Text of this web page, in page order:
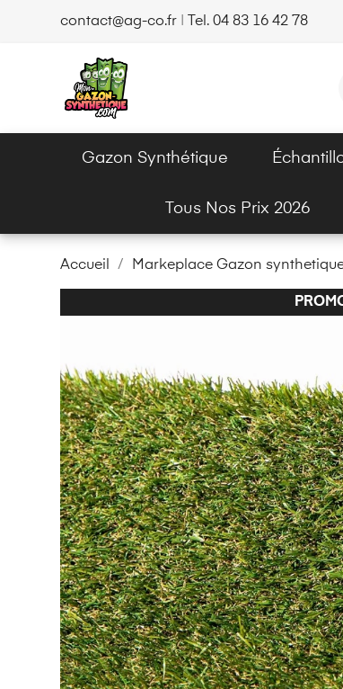
contact@ag-co.fr Tel. 04 83 16 42 78
Gazon Synthétique
Tous Nos Prix 2026
Accueil Markeplace Gazon